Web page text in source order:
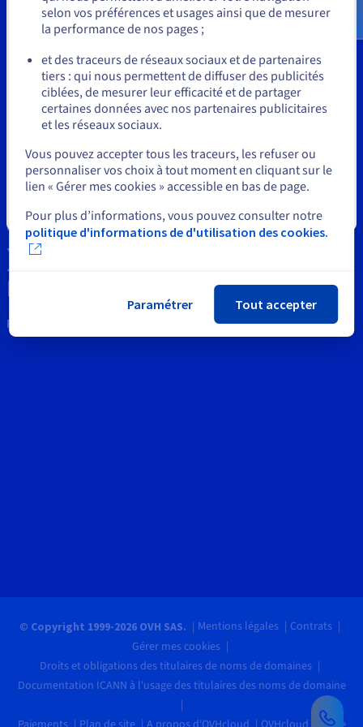
Disponibilités par régions
Documentation
Roadmap & Changelog
Roadmap & Changelog
Roadmap & Changelog
Outils
Propriété Intellectuelle
Support
Contactez nous
News
Réseaux sociaux
Restons connectés
© Copyright 1999-2026 OVH SAS. Mentions légales
Contrats
Gérer mes cookies
Droits et obligations des titulaires de noms de domaines
Documentation ICANN à l'usage des titulaires des noms de domaine
Rester sur le site actuel
Fermer
selon vos préférences et usages ainsi que de mesurer
la performance de nos pages ;
et des traceurs de réseaux sociaux et de partenaires
tiers : qui nous permettent de diffuser des publicités
ciblées, de mesurer leur efficacité et de partager
certaines données avec nos partenaires publicitaires
et les réseaux sociaux.
Vous pouvez accepter tous les traceurs, les refuser ou
personnaliser vos choix à tout moment en cliquant sur le
lien « Gérer mes cookies » accessible en bas de page.
Pour plus d’informations, vous pouvez consulter notre
politique d'informations de d'utilisation des cookies.
Paramétrer Tout accepter